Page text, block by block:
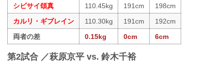
シビサイ頌真 110.45kg 191cm
198cm
カルリ・ギブレイン
110.30kg 191cm
192cm
両者の差
0.15kg 0cm 6cm
第2試合 ／萩原京平 vs. 鈴木千裕